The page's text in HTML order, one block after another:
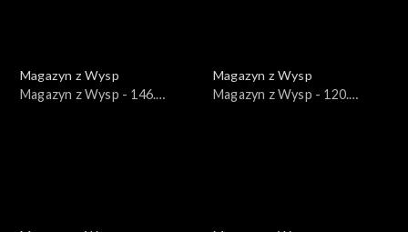
Magazyn z Wysp
Magazyn z Wysp - 146.
Magazyn z Wysp
Magazyn z Wysp - 120.